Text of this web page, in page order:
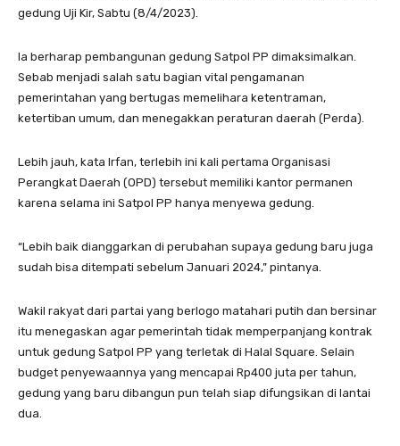
gedung Uji Kir, Sabtu (8/4/2023).
Ia berharap pembangunan gedung Satpol PP dimaksimalkan.
Sebab menjadi salah satu bagian vital pengamanan
pemerintahan yang bertugas memelihara ketentraman,
ketertiban umum, dan menegakkan peraturan daerah (Perda).
Lebih jauh, kata Irfan, terlebih ini kali pertama Organisasi
Perangkat Daerah (OPD) tersebut memiliki kantor permanen
karena selama ini Satpol PP hanya menyewa gedung.
“Lebih baik dianggarkan di perubahan supaya gedung baru juga
sudah bisa ditempati sebelum Januari 2024,” pintanya.
Wakil rakyat dari partai yang berlogo matahari putih dan bersinar
itu menegaskan agar pemerintah tidak memperpanjang kontrak
untuk gedung Satpol PP yang terletak di Halal Square. Selain
budget penyewaannya yang mencapai Rp400 juta per tahun,
gedung yang baru dibangun pun telah siap difungsikan di lantai
dua.